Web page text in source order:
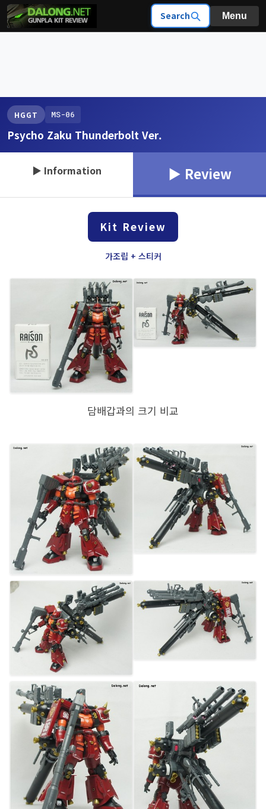
Search Menu
HGGT MS-06
Psycho Zaku Thunderbolt Ver.
▶ Information ▶ Review
Kit Review
가조립 + 스티커
담배갑과의 크기 비교